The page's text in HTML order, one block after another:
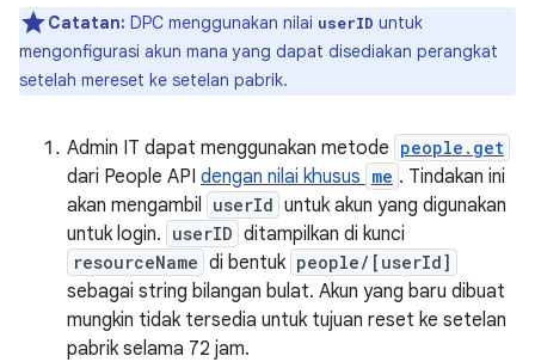
Catatan: DPC menggunakan nilai userID untuk
mengonfigurasi akun mana yang dapat disediakan perangkat
setelah mereset ke setelan pabrik.
Admin IT dapat menggunakan metode people.get
dari People API dengan nilai khusus me . Tindakan ini
akan mengambil userId untuk akun yang digunakan
untuk login. userID ditampilkan di kunci
resourceName di bentuk people/[userId]
sebagai string bilangan bulat. Akun yang baru dibuat
mungkin tidak tersedia untuk tujuan reset ke setelan
pabrik selama 72 jam.